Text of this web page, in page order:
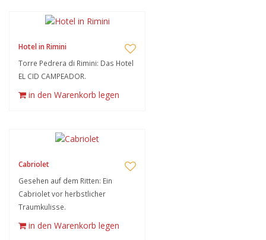
Hotel in Rimini
Torre Pedrera di Rimini: Das Hotel
EL CID CAMPEADOR.
in den Warenkorb legen
Cabriolet
Gesehen auf dem Ritten: Ein
Cabriolet vor herbstlicher
Traumkulisse.
in den Warenkorb legen